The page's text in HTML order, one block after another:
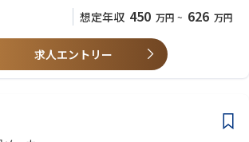
ます
社とのやりとりも多く、グローバルな視点や考え方
ちの方（3年を目安）
の翻訳、逐次通訳等の経験がある方
験がある方
ビジネスでの就労経験
想定年収 450 万円 ~ 626 万円
求人エントリー